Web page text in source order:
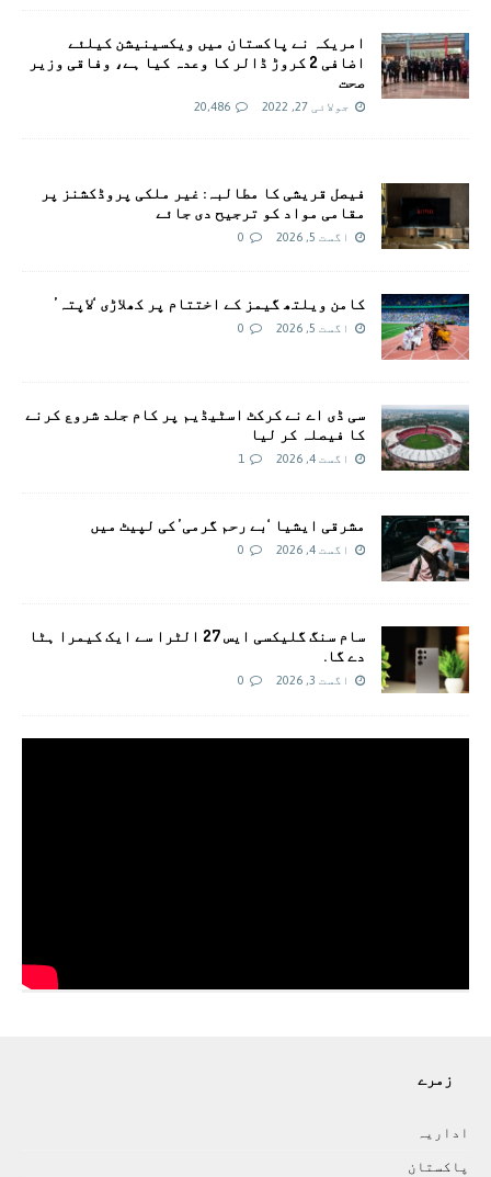
امريکہ نے پاکستان میں ویکسینیشن کیلئے
اضافی 2 کروڑ ڈالر کا وعدہ کیا ہے، وفاقی وزیر
صحت
جولائی 27, 2022 20,486
فیصل قریشی کا مطالبہ: غیر ملکی پروڈکشنز پر
مقامی مواد کو ترجیح دی جائے
اگست 5, 2026 0
کامن ویلتھ گیمز کے اختتام پر کھلاڑی ‘لاپتہ’
اگست 5, 2026 0
سی ڈی اے نے کرکٹ اسٹیڈیم پر کام جلد شروع کرنے
کا فیصلہ کر لیا
اگست 4, 2026 1
مشرقی ایشیا ‘بے رحم گرمی’ کی لپیٹ میں
اگست 4, 2026 0
سام سنگ گلیکسی ایس 27 الٹرا سے ایک کیمرا ہٹا
دے گا.
اگست 3, 2026 0
زمرے
اداريہ
پاکستان